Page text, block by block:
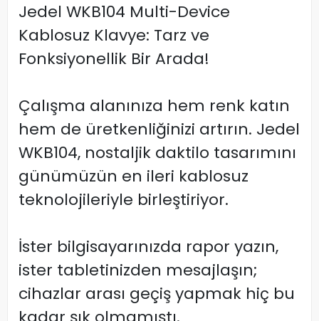
Jedel WKB104 Multi-Device
Kablosuz Klavye: Tarz ve
Fonksiyonellik Bir Arada!
Çalışma alanınıza hem renk katın
hem de üretkenliğinizi artırın. Jedel
WKB104, nostaljik daktilo tasarımını
günümüzün en ileri kablosuz
teknolojileriyle birleştiriyor.
İster bilgisayarınızda rapor yazın,
ister tabletinizden mesajlaşın;
cihazlar arası geçiş yapmak hiç bu